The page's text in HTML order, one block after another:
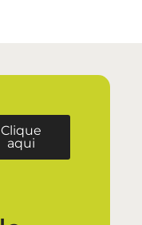
Clique
aqui